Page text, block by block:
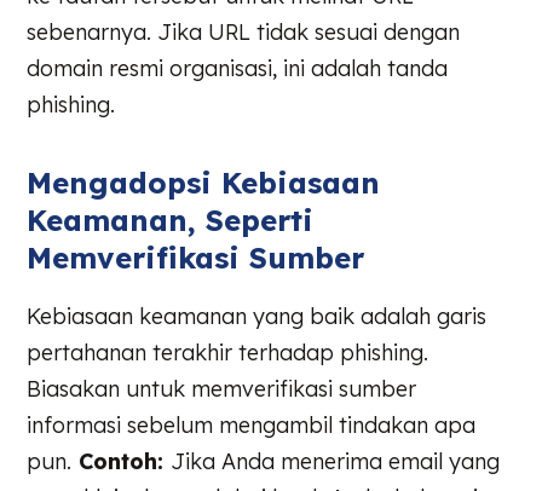
sebenarnya. Jika URL tidak sesuai dengan
domain resmi organisasi, ini adalah tanda
phishing.
Mengadopsi Kebiasaan
Keamanan, Seperti
Memverifikasi Sumber
Kebiasaan keamanan yang baik adalah garis
pertahanan terakhir terhadap phishing.
Biasakan untuk memverifikasi sumber
informasi sebelum mengambil tindakan apa
pun. Contoh: Jika Anda menerima email yang